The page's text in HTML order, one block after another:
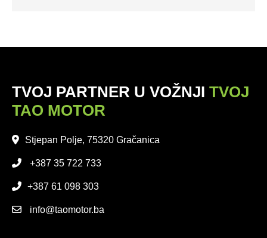
TVOJ PARTNER U VOŽNJI TVOJ
TAO MOTOR
Stjepan Polje, 75320 Gračanica
+387 35 722 733
+387 61 098 303
info@taomotor.ba